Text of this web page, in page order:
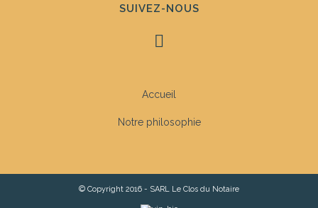
SUIVEZ-NOUS
Accueil
Notre philosophie
© Copyright 2016 - SARL Le Clos du Notaire